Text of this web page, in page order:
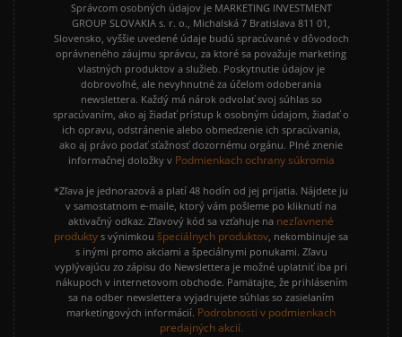
Správcom osobných údajov je MARKETING INVESTMENT
GROUP SLOVAKIA s. r. o., Michalská 7 Bratislava 811 01,
Slovensko, vyššie uvedené údaje budú spracúvané v dôvodoch
oprávneného záujmu správcu, za ktoré sa považuje marketing
vlastných produktov a služieb. Poskytnutie údajov je
dobrovoľné, ale nevyhnutné za účelom odoberania
newslettera. Každý má nárok odvolať svoj súhlas so
spracúvaním, ako aj žiadať prístup k osobným údajom, žiadať o
ich opravu, odstránenie alebo obmedzenie ich spracúvania,
ako aj právo podať sťažnosť dozornému orgánu. Plné znenie
informačnej doložky v Podmienkach ochrany súkromia
*Zľava je jednorazová a platí 48 hodín od jej prijatia. Nájdete ju
v samostatnom e-maile, ktorý vám pošleme po kliknutí na
aktivačný odkaz. Zľavový kód sa vzťahuje na nezľavnené
produkty s výnimkou špeciálnych produktov, nekombinuje sa
s inými promo akciami a špeciálnymi ponukami. Zľavu
vyplývajúcu zo zápisu do Newslettera je možné uplatniť iba pri
nákupoch v internetovom obchode. Pamätajte, že prihlásením
sa na odber newslettera vyjadrujete súhlas so zasielaním
marketingových informácií. Podrobnosti v podmienkach
predajných akcií.